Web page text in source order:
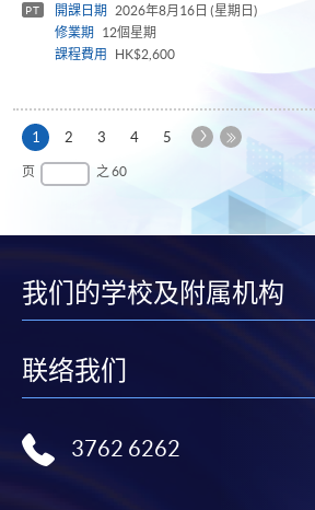
PT 開課日期
2026年8月16日 (星期日)
修業期
12個星期
課程費用
HK$2,600
1 本
页
2 3 4 5
下
后
页 之 60
我们的学校及附属机构
联络我们
3762 6262